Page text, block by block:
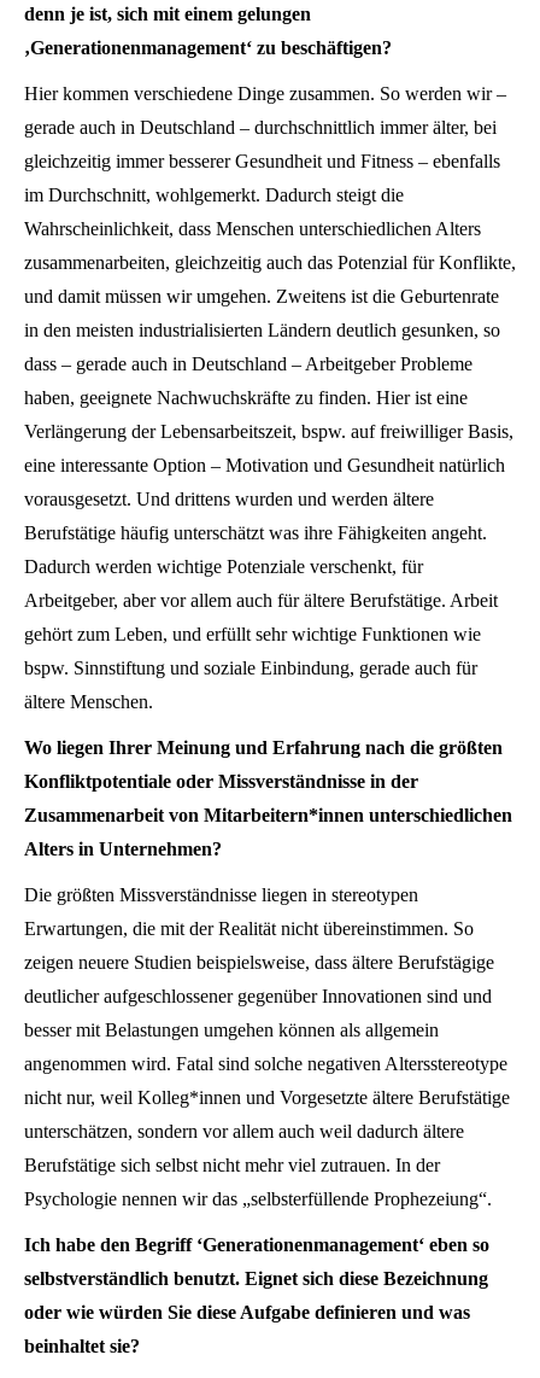
denn je ist, sich mit einem gelungen
‚Generationenmanagement‘ zu beschäftigen?
Hier kommen verschiedene Dinge zusammen. So werden wir –
gerade auch in Deutschland – durchschnittlich immer älter, bei
gleichzeitig immer besserer Gesundheit und Fitness – ebenfalls
im Durchschnitt, wohlgemerkt. Dadurch steigt die
Wahrscheinlichkeit, dass Menschen unterschiedlichen Alters
zusammenarbeiten, gleichzeitig auch das Potenzial für Konflikte,
und damit müssen wir umgehen. Zweitens ist die Geburtenrate
in den meisten industrialisierten Ländern deutlich gesunken, so
dass – gerade auch in Deutschland – Arbeitgeber Probleme
haben, geeignete Nachwuchskräfte zu finden. Hier ist eine
Verlängerung der Lebensarbeitszeit, bspw. auf freiwilliger Basis,
eine interessante Option – Motivation und Gesundheit natürlich
vorausgesetzt. Und drittens wurden und werden ältere
Berufstätige häufig unterschätzt was ihre Fähigkeiten angeht.
Dadurch werden wichtige Potenziale verschenkt, für
Arbeitgeber, aber vor allem auch für ältere Berufstätige. Arbeit
gehört zum Leben, und erfüllt sehr wichtige Funktionen wie
bspw. Sinnstiftung und soziale Einbindung, gerade auch für
ältere Menschen.
Wo liegen Ihrer Meinung und Erfahrung nach die größten
Konfliktpotentiale oder Missverständnisse in der
Zusammenarbeit von Mitarbeitern*innen unterschiedlichen
Alters in Unternehmen?
Die größten Missverständnisse liegen in stereotypen
Erwartungen, die mit der Realität nicht übereinstimmen. So
zeigen neuere Studien beispielsweise, dass ältere Berufstägige
deutlicher aufgeschlossener gegenüber Innovationen sind und
besser mit Belastungen umgehen können als allgemein
angenommen wird. Fatal sind solche negativen Altersstereotype
nicht nur, weil Kolleg*innen und Vorgesetzte ältere Berufstätige
unterschätzen, sondern vor allem auch weil dadurch ältere
Berufstätige sich selbst nicht mehr viel zutrauen. In der
Psychologie nennen wir das „selbsterfüllende Prophezeiung“.
Ich habe den Begriff ‘Generationenmanagement‘ eben so
selbstverständlich benutzt. Eignet sich diese Bezeichnung
oder wie würden Sie diese Aufgabe definieren und was
beinhaltet sie?